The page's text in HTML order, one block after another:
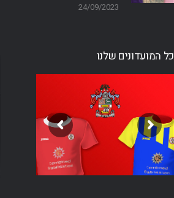
24/09/2023
כל המועדונים שלנו